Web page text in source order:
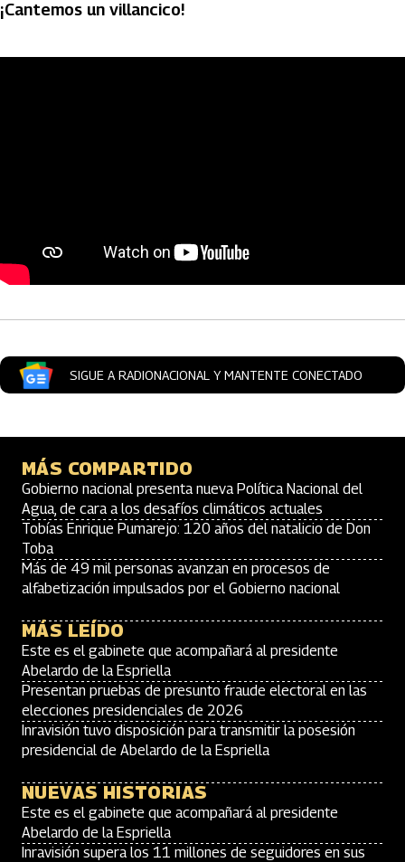
¡Cantemos un villancico!
Artículos Player
SIGUE A RADIONACIONAL Y MANTENTE CONECTADO
MÁS COMPARTIDO
Gobierno nacional presenta nueva Política Nacional del
Agua, de cara a los desafíos climáticos actuales
Tobías Enrique Pumarejo: 120 años del natalicio de Don
Toba
Más de 49 mil personas avanzan en procesos de
alfabetización impulsados por el Gobierno nacional
MÁS LEÍDO
Este es el gabinete que acompañará al presidente
Abelardo de la Espriella
Presentan pruebas de presunto fraude electoral en las
elecciones presidenciales de 2026
Inravisión tuvo disposición para transmitir la posesión
presidencial de Abelardo de la Espriella
NUEVAS HISTORIAS
Este es el gabinete que acompañará al presidente
Abelardo de la Espriella
Inravisión supera los 11 millones de seguidores en sus